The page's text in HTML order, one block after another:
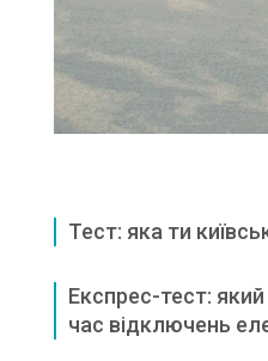
Тест: яка ти
Експрес-тест:
час відключень